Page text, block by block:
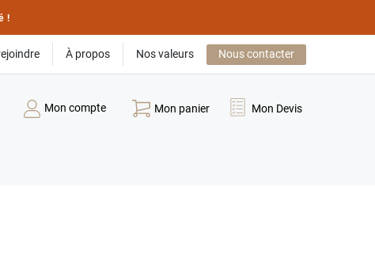
!
À propos Nos valeurs Nous contacter
Mon compte Mon panier Mon Devis